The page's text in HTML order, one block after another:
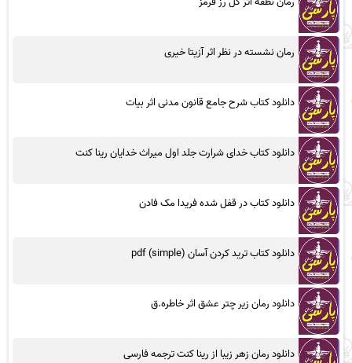
رمان نشسته در نظر اثر آزیتا خیری
دانلود کتاب شرح جامع قانون مدنی اثر بیات
دانلود کتاب خدای شرارت جلد اول میراث خدایان رینا کنت
دانلود کتاب در قفل شده فریدا مک فادن
دانلود کتاب ترید کردن آسان (simple) pdf
دانلود رمان زیر چتر عشق اثر خاطره.ق
دانلود رمان زهر زیبا از رینا کنت ترجمه فارسی